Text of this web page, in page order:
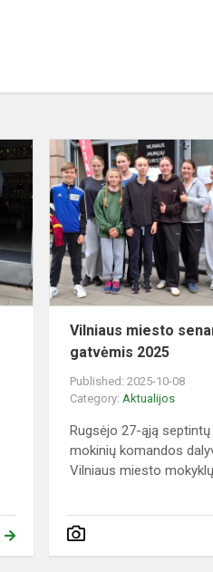
Ulicami
wileńskiej
starówki
2025
Vilniaus miesto
gatvėmis 2025
Published: 2025-10-08
Category:Aktualijos
Rugsėjo 27-ąją
mokinių komandos
Vilniaus miesto